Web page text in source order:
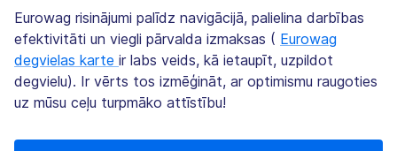
Eurowag risinājumi palīdz navigācijā, palielina darbības
efektivitāti un viegli pārvalda izmaksas ( Eurowag
degvielas karte ir labs veids, kā ietaupīt, uzpildot
degvielu). Ir vērts tos izmēģināt, ar optimismu raugoties
uz mūsu ceļu turpmāko attīstību!